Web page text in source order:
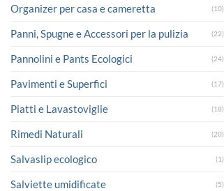
Organizer per casa e cameretta (10)
Panni, Spugne e Accessori per la pulizia (22)
Pannolini e Pants Ecologici (24)
Pavimenti e Superfici (17)
Piatti e Lavastoviglie (18)
Rimedi Naturali (20)
Salvaslip ecologico (1)
Salviette umidificate (5)